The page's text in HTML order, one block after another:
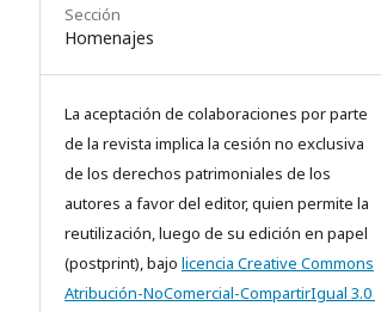
Sección
Homenajes
La aceptación de colaboraciones por parte
de la revista implica la cesión no exclusiva
de los derechos patrimoniales de los
autores a favor del editor, quien permite la
reutilización, luego de su edición en papel
(postprint), bajo licencia Creative Commons
Atribución-NoComercial-CompartirIgual 3.0